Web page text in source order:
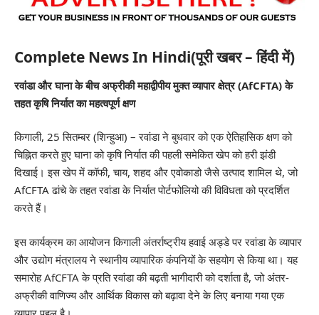
Complete News In Hindi(पूरी खबर – हिंदी में)
रवांडा और घाना के बीच अफ्रीकी महाद्वीपीय मुक्त व्यापार क्षेत्र (AfCFTA) के
तहत कृषि निर्यात का महत्वपूर्ण क्षण
किगाली, 25 सितम्बर (शिन्हुआ) – रवांडा ने बुधवार को एक ऐतिहासिक क्षण को
चिह्नित करते हुए घाना को कृषि निर्यात की पहली समेकित खेप को हरी झंडी
दिखाई। इस खेप में कॉफी, चाय, शहद और एवोकाडो जैसे उत्पाद शामिल थे, जो
AfCFTA ढांचे के तहत रवांडा के निर्यात पोर्टफोलियो की विविधता को प्रदर्शित
करते हैं।
इस कार्यक्रम का आयोजन किगाली अंतर्राष्ट्रीय हवाई अड्डे पर रवांडा के व्यापार
और उद्योग मंत्रालय ने स्थानीय व्यापारिक कंपनियों के सहयोग से किया था। यह
समारोह AfCFTA के प्रति रवांडा की बढ़ती भागीदारी को दर्शाता है, जो अंतर-
अफ्रीकी वाणिज्य और आर्थिक विकास को बढ़ावा देने के लिए बनाया गया एक